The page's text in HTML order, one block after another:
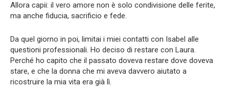
Allora capii: il vero amore non è solo condivisione delle ferite,
ma anche fiducia, sacrificio e fede.
Da quel giorno in poi, limitai i miei contatti con Isabel alle
questioni professionali. Ho deciso di restare con Laura.
Perché ho capito che il passato doveva restare dove doveva
stare, e che la donna che mi aveva davvero aiutato a
ricostruire la mia vita era già lì.